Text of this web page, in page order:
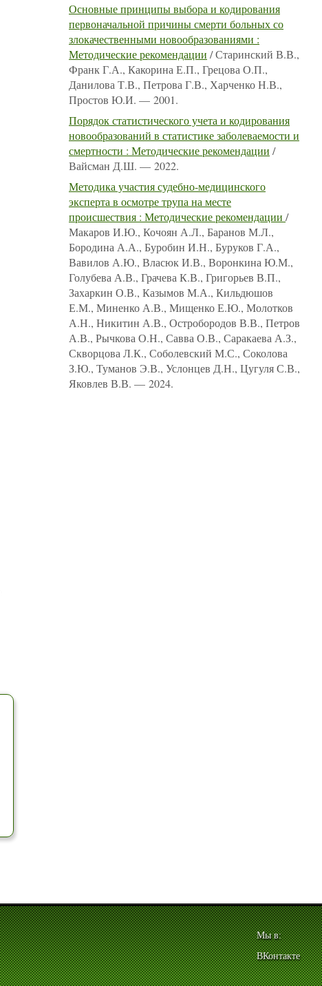
Основные принципы выбора и кодирования
первоначальной причины смерти больных со
злокачественными новообразованиями :
Методические рекомендации / Старинский В.В.,
Франк Г.А., Какорина Е.П., Грецова О.П.,
Данилова Т.В., Петрова Г.В., Харченко Н.В.,
Простов Ю.И. — 2001.
Порядок статистического учета и кодирования
новообразований в статистике заболеваемости и
смертности : Методические рекомендации /
Вайсман Д.Ш. — 2022.
Методика участия судебно-медицинского
эксперта в осмотре трупа на месте
происшествия : Методические рекомендации /
Макаров И.Ю., Кочоян А.Л., Баранов М.Л.,
Бородина А.А., Буробин И.Н., Буруков Г.А.,
Вавилов А.Ю., Власюк И.В., Воронкина Ю.М.,
Голубева А.В., Грачева К.В., Григорьев В.П.,
Захаркин О.В., Казымов М.А., Кильдюшов
Е.М., Миненко А.В., Мищенко Е.Ю., Молотков
А.Н., Никитин А.В., Остробородов В.В., Петров
А.В., Рычкова О.Н., Савва О.В., Саракаева А.З.,
Скворцова Л.К., Соболевский М.С., Соколова
З.Ю., Туманов Э.В., Услонцев Д.Н., Цугуля С.В.,
Яковлев В.В. — 2024.
Мы в:
ВКонтакте